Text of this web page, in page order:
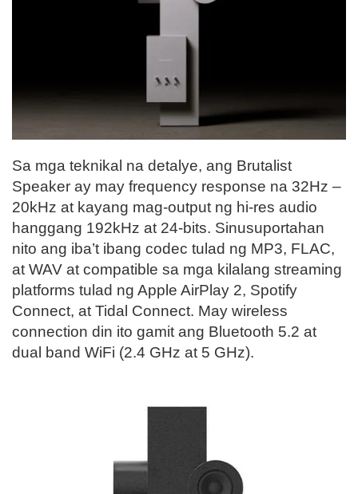
Sa mga teknikal na detalye, ang Brutalist
Speaker ay may frequency response na 32Hz –
20kHz at kayang mag-output ng hi-res audio
hanggang 192kHz at 24-bits. Sinusuportahan
nito ang iba’t ibang codec tulad ng MP3, FLAC,
at WAV at compatible sa mga kilalang streaming
platforms tulad ng Apple AirPlay 2, Spotify
Connect, at Tidal Connect. May wireless
connection din ito gamit ang Bluetooth 5.2 at
dual band WiFi (2.4 GHz at 5 GHz).